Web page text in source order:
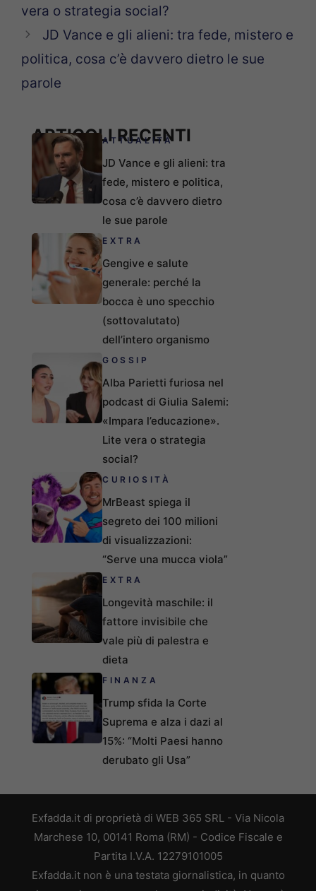
vera o strategia social?
JD Vance e gli alieni: tra fede, mistero e
politica, cosa c’è davvero dietro le sue
parole
ARTICOLI RECENTI
ATTUALITÀ
JD Vance e gli alieni: tra
fede, mistero e politica,
cosa c’è davvero dietro
le sue parole
EXTRA
Gengive e salute
generale: perché la
bocca è uno specchio
(sottovalutato)
dell’intero organismo
GOSSIP
Alba Parietti furiosa nel
podcast di Giulia Salemi:
«Impara l’educazione».
Lite vera o strategia
social?
CURIOSITÀ
MrBeast spiega il
segreto dei 100 milioni
di visualizzazioni:
“Serve una mucca viola”
EXTRA
Longevità maschile: il
fattore invisibile che
vale più di palestra e
dieta
FINANZA
Trump sfida la Corte
Suprema e alza i dazi al
15%: “Molti Paesi hanno
derubato gli Usa”
Exfadda.it di proprietà di WEB 365 SRL - Via Nicola
Marchese 10, 00141 Roma (RM) - Codice Fiscale e
Partita I.V.A. 12279101005
Exfadda.it non è una testata giornalistica, in quanto